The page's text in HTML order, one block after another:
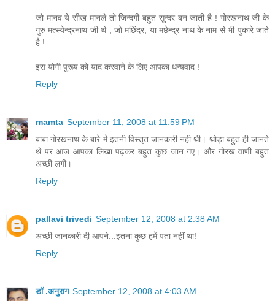
जो मानव ये सीख मानले तो जिन्दगी बहुत सुन्दर बन जाती है ! गोरखनाथ जी के
गुरु मत्स्येन्द्रनाथ जी थे , जो मछिंदर, या मछेन्द्र नाथ के नाम से भी पुकारे जाते
है !
इस योगी पुरूष को याद करवाने के लिए आपका धन्यवाद !
Reply
mamta September 11, 2008 at 11:59 PM
बाबा गोरखनाथ के बारे मे इतनी विस्तृत जानकारी नही थी। थोड़ा बहुत ही जानते
थे पर आज आपका लिखा पढ़कर बहुत कुछ जान गए। और गोरख वाणी बहुत
अच्छी लगी।
Reply
pallavi trivedi September 12, 2008 at 2:38 AM
अच्छी जानकारी दी आपने...इतना कुछ हमें पता नहीं था!
Reply
डॉ .अनुराग September 12, 2008 at 4:03 AM